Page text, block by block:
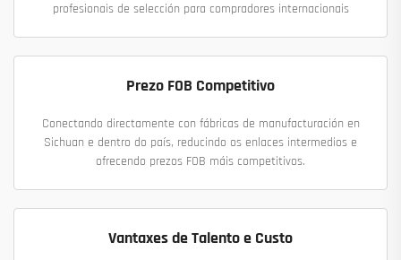
profesionais de selección para compradores internacionais
Prezo FOB Competitivo
Conectando directamente con fábricas de manufacturación en
Sichuan e dentro do país, reducindo os enlaces intermedios e
ofrecendo prezos FOB máis competitivos.
Vantaxes de Talento e Custo